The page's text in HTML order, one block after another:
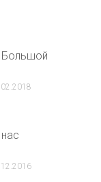
Большой